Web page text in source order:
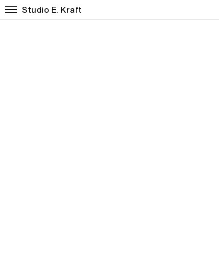
Studio E. Kraft